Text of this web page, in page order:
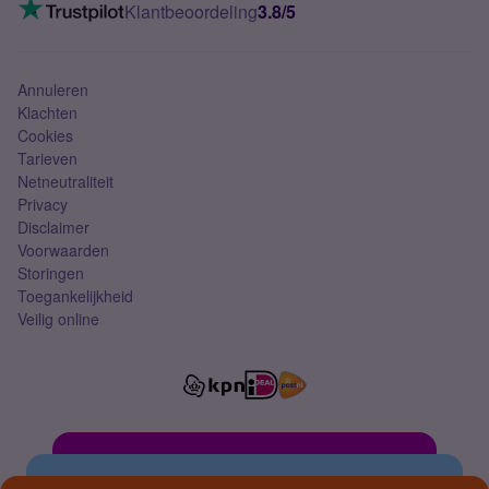
Mobiel abonnement
Klantbeoordeling3.8/5
Annuleren
Klachten
Cookies
Tarieven
Netneutraliteit
Privacy
Disclaimer
Voorwaarden
Storingen
Toegankelijkheid
Veilig online